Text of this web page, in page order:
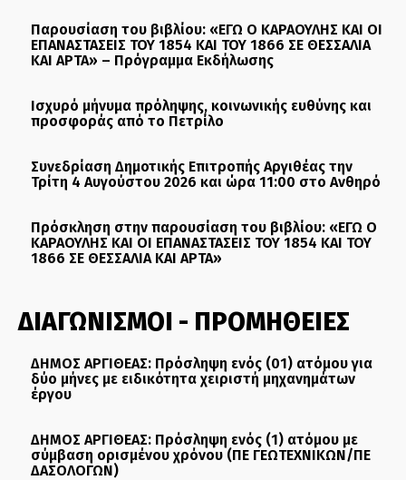
Παρουσίαση του βιβλίου: «ΕΓΩ Ο ΚΑΡΑΟΥΛΗΣ ΚΑΙ ΟΙ
ΕΠΑΝΑΣΤΑΣΕΙΣ ΤΟΥ 1854 ΚΑΙ ΤΟΥ 1866 ΣΕ ΘΕΣΣΑΛΙΑ
ΚΑΙ ΑΡΤΑ» – Πρόγραμμα Εκδήλωσης
Ισχυρό μήνυμα πρόληψης, κοινωνικής ευθύνης και
προσφοράς από το Πετρίλο
Συνεδρίαση Δημοτικής Επιτροπής Αργιθέας την
Τρίτη 4 Αυγούστου 2026 και ώρα 11:00 στο Ανθηρό
Πρόσκληση στην παρουσίαση του βιβλίου: «ΕΓΩ Ο
ΚΑΡΑΟΥΛΗΣ ΚΑΙ ΟΙ ΕΠΑΝΑΣΤΑΣΕΙΣ ΤΟΥ 1854 ΚΑΙ ΤΟΥ
1866 ΣΕ ΘΕΣΣΑΛΙΑ ΚΑΙ ΑΡΤΑ»
ΔΙΑΓΩΝΙΣΜΟΙ - ΠΡΟΜΗΘΕΙΕΣ
ΔΗΜΟΣ ΑΡΓΙΘΕΑΣ: Πρόσληψη ενός (01) ατόμου για
δύο μήνες με ειδικότητα χειριστή μηχανημάτων
έργου
ΔΗΜΟΣ ΑΡΓΙΘΕΑΣ: Πρόσληψη ενός (1) ατόμου με
σύμβαση ορισμένου χρόνου (ΠΕ ΓΕΩΤΕΧΝΙΚΩΝ/ΠΕ
ΔΑΣΟΛΟΓΩΝ)